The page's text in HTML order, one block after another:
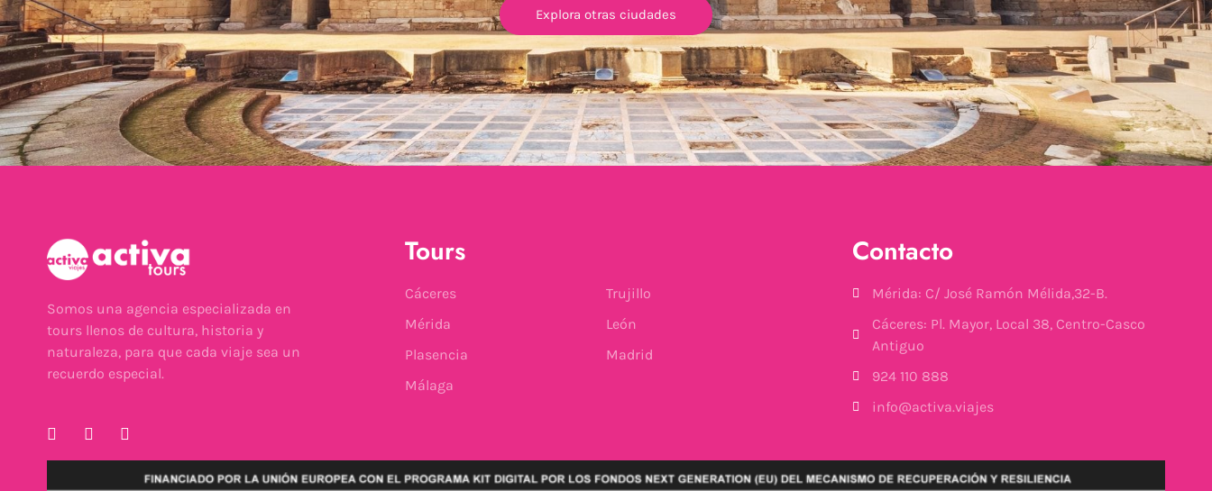
Explora otras ciudades
Somos una agencia especializada en
tours llenos de cultura, historia y
naturaleza, para que cada viaje sea un
recuerdo especial.
Tours
Cáceres
Mérida
Plasencia
Málaga
Trujillo
León
Madrid
Contacto
Mérida: C/ José Ramón Mélida,32-B.
Cáceres: Pl. Mayor, Local 38, Centro-Casco
Antiguo
924 110 888
info@activa.viajes